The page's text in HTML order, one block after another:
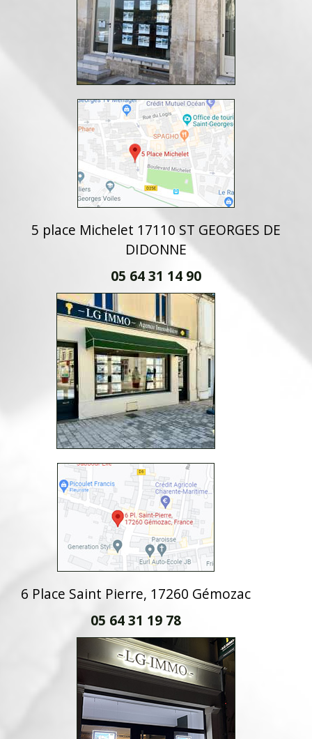
5 place Michelet 17110 ST GEORGES DE
DIDONNE
05 64 31 14 90
6 Place Saint Pierre, 17260 Gémozac
05 64 31 19 78